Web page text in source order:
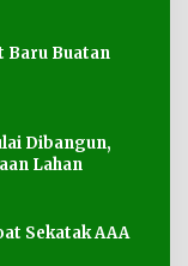
Baru Buatan
Dibangun,
Lahan
Sekatak AAA